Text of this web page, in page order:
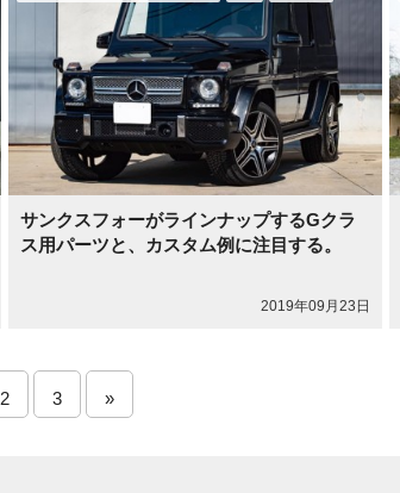
サンクスフォーがラインナップするGクラ
ス用パーツと、カスタム例に注目する。
2019年09月23日
2 3 »